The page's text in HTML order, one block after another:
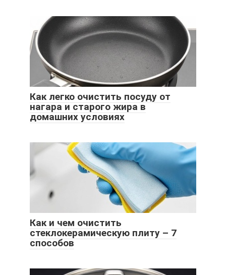
Как легко очистить посуду от
нагара и старого жира в
домашних условиях
Как и чем очистить
стеклокерамическую плиту – 7
способов